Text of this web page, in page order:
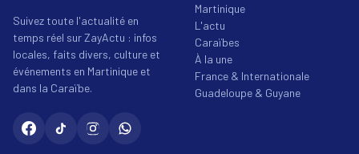
Suivez toute l'actualité en
temps réel sur ZayActu : infos
locales, faits divers, culture et
événements en Martinique et
dans la Caraïbe.
Martinique
L'actu
Caraïbes
À la une
France & Internationale
Guadeloupe & Guyane